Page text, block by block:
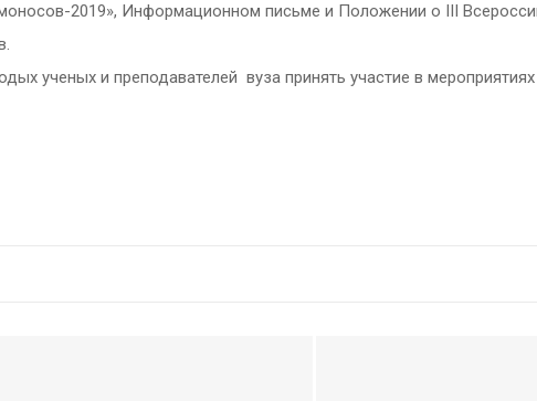
2019», Информационном письме и Положении о III
ученых и преподавателей вуза принять участие в